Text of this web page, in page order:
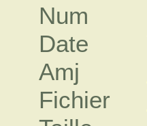
Num
Date
Amj
Fichier